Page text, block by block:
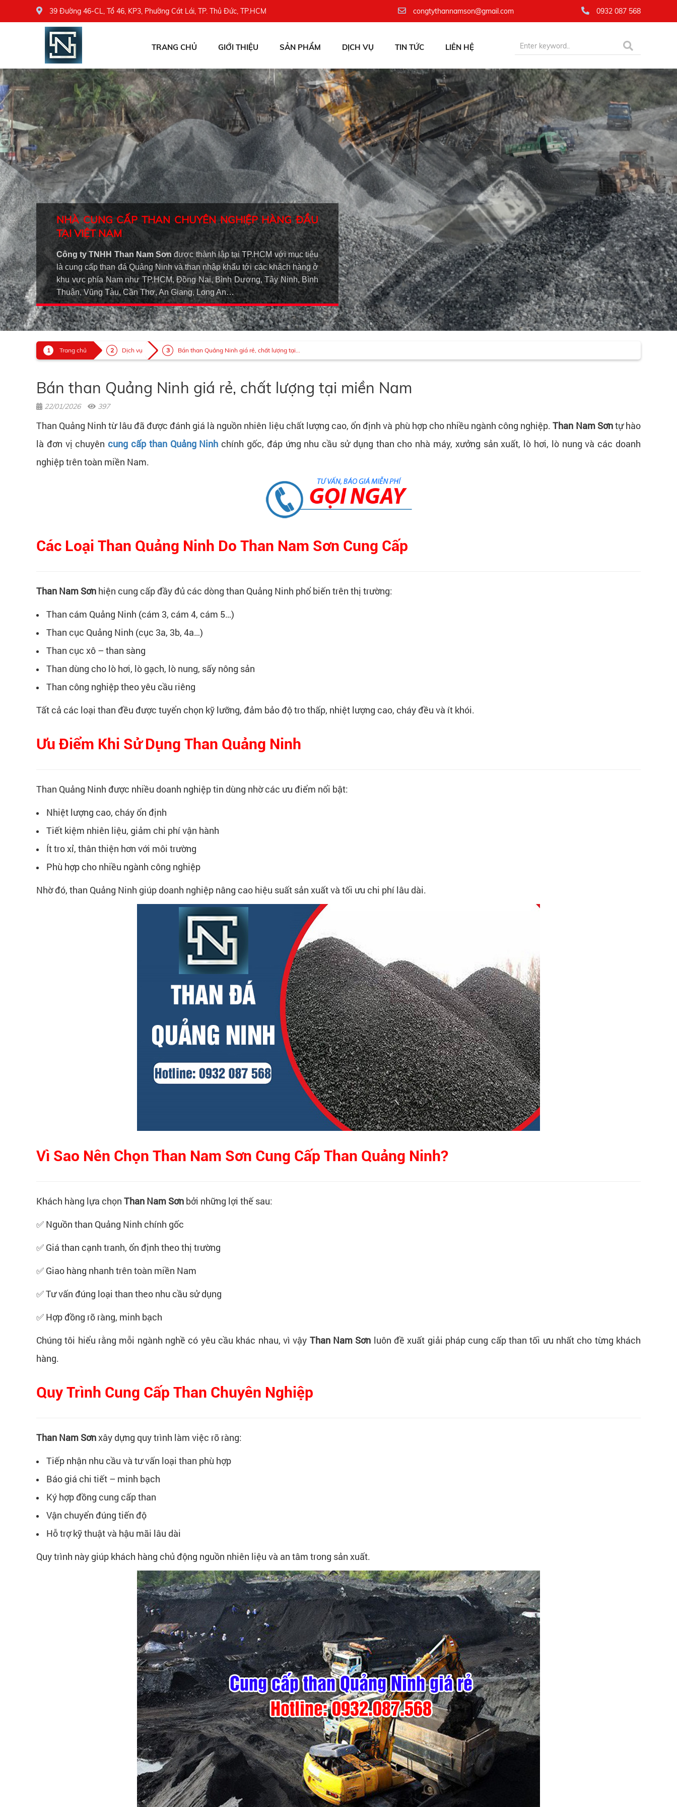
39 Đường 46-CL, Tổ 46, KP3, Phường Cát Lái, TP. Thủ Đức, TP.HCM congtythannamson@gmail.com 0932 087 568
TRANG CHỦ GIỚI THIỆU SẢN PHẨM DỊCH VỤ TIN TỨC LIÊN HỆ
NHÀ CUNG CẤP THAN CHUYÊN NGHIỆP HÀNG ĐẦU
TẠI VIỆT NAM
Công ty TNHH Than Nam Sơnđược thành lập tại TP.HCM với mục tiêu
là cung cấp than đá Quảng Ninh và than nhập khẩu tới các khách hàng ở
khu vực phía Nam như TP.HCM, Đồng Nai, Bình Dương, Tây Ninh, Bình
Thuận, Vũng Tàu, Cần Thơ, An Giang, Long An…
Trang chủ Dịch vụ Bán than Quảng Ninh giá rẻ, chất lượng tại...
Bán than Quảng Ninh giá rẻ, chất lượng tại miền Nam
22/01/2026 397
Than Quảng Ninh từ lâu đã được đánh giá là nguồn nhiên liệu chất lượng cao, ổn định và phù hợp cho nhiều ngành công nghiệp.Than Nam Sơntự hào
là đơn vị chuyêncung cấp than Quảng Ninh chính gốc, đáp ứng nhu cầu sử dụng than cho nhà máy, xưởng sản xuất, lò hơi, lò nung và các doanh
nghiệp trên toàn miền Nam.
Các Loại Than Quảng Ninh Do Than Nam Sơn Cung Cấp
Than Nam Sơn hiện cung cấp đầy đủ các dòng than Quảng Ninh phổ biến trên thị trường:
Than cám Quảng Ninh (cám 3, cám 4, cám 5…)
Than cục Quảng Ninh (cục 3a, 3b, 4a…)
Than cục xô – than sàng
Than dùng cho lò hơi, lò gạch, lò nung, sấy nông sản
Than công nghiệp theo yêu cầu riêng
Tất cả các loại than đều được tuyển chọn kỹ lưỡng, đảm bảo độ tro thấp, nhiệt lượng cao, cháy đều và ít khói.
Ưu Điểm Khi Sử Dụng Than Quảng Ninh
Than Quảng Ninh được nhiều doanh nghiệp tin dùng nhờ các ưu điểm nổi bật:
Nhiệt lượng cao, cháy ổn định
Tiết kiệm nhiên liệu, giảm chi phí vận hành
Ít tro xỉ, thân thiện hơn với môi trường
Phù hợp cho nhiều ngành công nghiệp
Nhờ đó, than Quảng Ninh giúp doanh nghiệp nâng cao hiệu suất sản xuất và tối ưu chi phí lâu dài.
Vì Sao Nên Chọn Than Nam Sơn Cung Cấp Than Quảng Ninh?
Khách hàng lựa chọn Than Nam Sơn bởi những lợi thế sau:
✅ Nguồn than Quảng Ninh chính gốc
✅ Giá than cạnh tranh, ổn định theo thị trường
✅ Giao hàng nhanh trên toàn miền Nam
✅ Tư vấn đúng loại than theo nhu cầu sử dụng
✅ Hợp đồng rõ ràng, minh bạch
Chúng tôi hiểu rằng mỗi ngành nghề có yêu cầu khác nhau, vì vậy Than Nam Sơn luôn đề xuất giải pháp cung cấp than tối ưu nhất cho từng khách
hàng.
Quy Trình Cung Cấp Than Chuyên Nghiệp
Than Nam Sơnxây dựng quy trình làm việc rõ ràng:
Tiếp nhận nhu cầu và tư vấn loại than phù hợp
Báo giá chi tiết – minh bạch
Ký hợp đồng cung cấp than
Vận chuyển đúng tiến độ
Hỗ trợ kỹ thuật và hậu mãi lâu dài
Quy trình này giúp khách hàng chủ động nguồn nhiên liệu và an tâm trong sản xuất.